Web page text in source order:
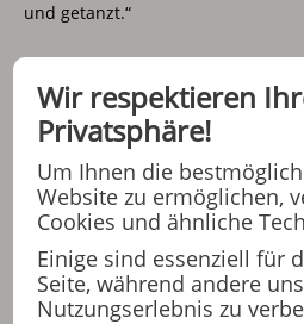
und getanzt.“
Köster: „Ich bin ein sehr netter,
für neue Dinge. Ich lerne mich
kennen.“
Sie leben noch nicht so lange in
Ihnen hier?
Wir respektieren
Privatsphäre!
Um Ihnen die
Website zu ermöglichen,
Cookies und ähnliche
Einige sind essenziell für
Seite, während andere
Nutzungserlebnis zu